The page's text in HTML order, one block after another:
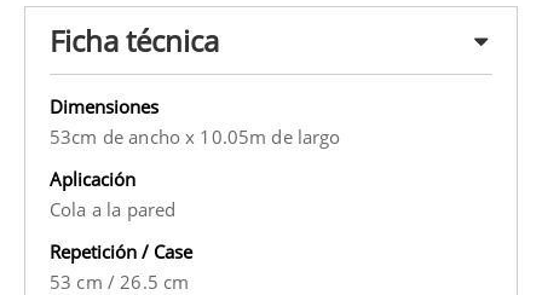
Ficha técnica
Dimensiones
53cm de ancho x 10.05m de largo
Aplicación
Cola a la pared
Repetición / Case
53 cm / 26.5 cm